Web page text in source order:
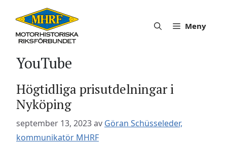
innehåll
Meny
YouTube
Högtidliga prisutdelningar i
Nyköping
september 13, 2023av Göran Schüsseleder,
kommunikatör MHRF